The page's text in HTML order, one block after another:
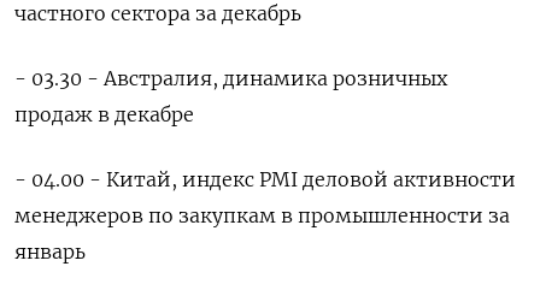
частного сектора за декабрь
- 03.30 - Австралия, динамика розничных
продаж в декабре
- 04.00 - Китай, индекс PMI деловой активности
менеджеров по закупкам в промышленноcти за
январь